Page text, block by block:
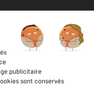
d'honoraires